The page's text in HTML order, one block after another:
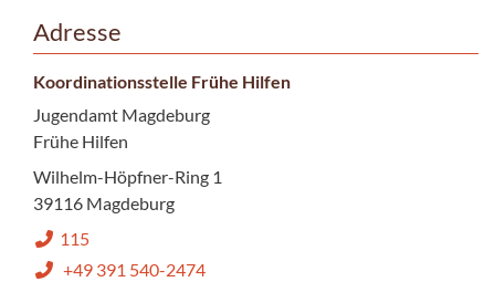
Adresse
Koordinationsstelle Frühe Hilfen
Jugendamt Magdeburg
Frühe Hilfen
Wilhelm-Höpfner-Ring 1
39116 Magdeburg
115
+49 391 540-2474